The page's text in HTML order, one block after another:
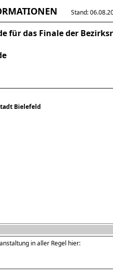
Stand:
für das Finale der
Bielefeld
in aller Regel hier: